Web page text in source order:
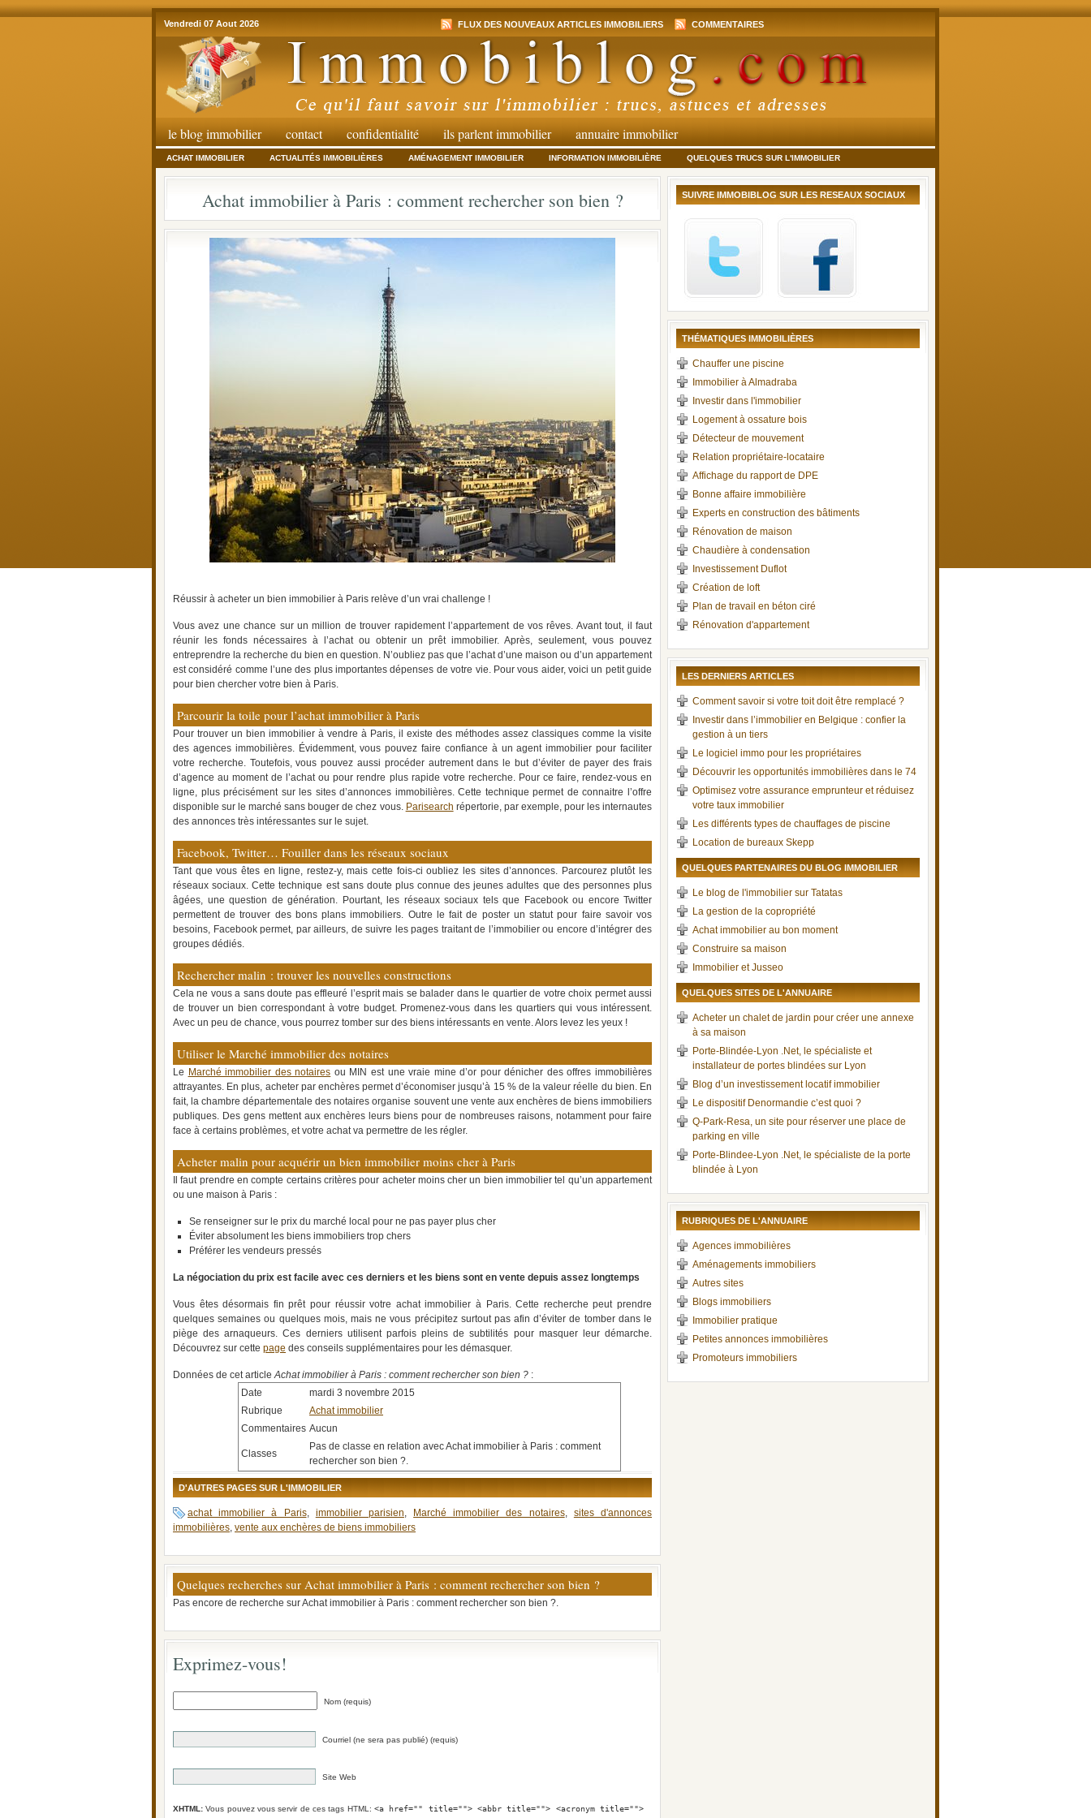
Vendredi 07 Aout 2026 FLUX DES NOUVEAUX ARTICLES IMMOBILIERS COMMENTAIRES
le blog immobilier contact confidentialité ils parlent immobilier annuaire immobilier
ACHAT IMMOBILIER ACTUALITÉS IMMOBILIÈRES AMÉNAGEMENT IMMOBILIER INFORMATION IMMOBILIÈRE QUELQUES TRUCS SUR L'IMMOBILIER
Achat immobilier à Paris : comment rechercher son bien ?
Réussir à acheter un bien immobilier à Paris relève d’un vrai challenge !
Vous avez une chance sur un million de trouver rapidement l’appartement de vos rêves. Avant tout, il faut
réunir les fonds nécessaires à l’achat ou obtenir un prêt immobilier. Après, seulement, vous pouvez
entreprendre la recherche du bien en question. N’oubliez pas que l’achat d’une maison ou d’un appartement
est considéré comme l’une des plus importantes dépenses de votre vie. Pour vous aider, voici un petit guide
pour bien chercher votre bien à Paris.
Parcourir la toile pour l’achat immobilier à Paris
Pour trouver un bien immobilier à vendre à Paris, il existe des méthodes assez classiques comme la visite
des agences immobilières. Évidemment, vous pouvez faire confiance à un agent immobilier pour faciliter
votre recherche. Toutefois, vous pouvez aussi procéder autrement dans le but d’éviter de payer des frais
d’agence au moment de l’achat ou pour rendre plus rapide votre recherche. Pour ce faire, rendez-vous en
ligne, plus précisément sur les sites d’annonces immobilières. Cette technique permet de connaitre l’offre
disponible sur le marché sans bouger de chez vous. Parisearch répertorie, par exemple, pour les internautes
des annonces très intéressantes sur le sujet.
Facebook, Twitter… Fouiller dans les réseaux sociaux
Tant que vous êtes en ligne, restez-y, mais cette fois-ci oubliez les sites d’annonces. Parcourez plutôt les
réseaux sociaux. Cette technique est sans doute plus connue des jeunes adultes que des personnes plus
âgées, une question de génération. Pourtant, les réseaux sociaux tels que Facebook ou encore Twitter
permettent de trouver des bons plans immobiliers. Outre le fait de poster un statut pour faire savoir vos
besoins, Facebook permet, par ailleurs, de suivre les pages traitant de l’immobilier ou encore d’intégrer des
groupes dédiés.
Rechercher malin : trouver les nouvelles constructions
Cela ne vous a sans doute pas effleuré l’esprit mais se balader dans le quartier de votre choix permet aussi
de trouver un bien correspondant à votre budget. Promenez-vous dans les quartiers qui vous intéressent.
Avec un peu de chance, vous pourrez tomber sur des biens intéressants en vente. Alors levez les yeux !
Utiliser le Marché immobilier des notaires
Le Marché immobilier des notaires ou MIN est une vraie mine d’or pour dénicher des offres immobilières
attrayantes. En plus, acheter par enchères permet d’économiser jusqu’à 15 % de la valeur réelle du bien. En
fait, la chambre départementale des notaires organise souvent une vente aux enchères de biens immobiliers
publiques. Des gens mettent aux enchères leurs biens pour de nombreuses raisons, notamment pour faire
face à certains problèmes, et votre achat va permettre de les régler.
Acheter malin pour acquérir un bien immobilier moins cher à Paris
Il faut prendre en compte certains critères pour acheter moins cher un bien immobilier tel qu’un appartement
ou une maison à Paris :
Se renseigner sur le prix du marché local pour ne pas payer plus cher
Éviter absolument les biens immobiliers trop chers
Préférer les vendeurs pressés
La négociation du prix est facile avec ces derniers et les biens sont en vente depuis assez longtemps
Vous êtes désormais fin prêt pour réussir votre achat immobilier à Paris. Cette recherche peut prendre
quelques semaines ou quelques mois, mais ne vous précipitez surtout pas afin d’éviter de tomber dans le
piège des arnaqueurs. Ces derniers utilisent parfois pleins de subtilités pour masquer leur démarche.
Découvrez sur cette page des conseils supplémentaires pour les démasquer.
Données de cet articleAchat immobilier à Paris : comment rechercher son bien ? :
Date
mardi 3 novembre 2015
Rubrique
Achat immobilier
Commentaires Aucun
Classes
Pas de classe en relation avec Achat immobilier à Paris : comment
rechercher son bien ?.
D'AUTRES PAGES SUR L'IMMOBILIER
achat immobilier à Paris, immobilier parisien, Marché immobilier des notaires, sites d'annonces
immobilières, vente aux enchères de biens immobiliers
Quelques recherches sur Achat immobilier à Paris : comment rechercher son bien ?
Pas encore de recherche sur Achat immobilier à Paris : comment rechercher son bien ?.
Exprimez-vous!
Nom (requis)
Courriel (ne sera pas publié) (requis)
Site Web
XHTML: Vous pouvez vous servir de ces tags HTML: <a href="" title=""> <abbr title=""> <acronym title="">
SUIVRE IMMOBIBLOG SUR LES RESEAUX SOCIAUX
THÉMATIQUES IMMOBILIÈRES
Chauffer une piscine
Immobilier à Almadraba
Investir dans l'immobilier
Logement à ossature bois
Détecteur de mouvement
Relation propriétaire-locataire
Affichage du rapport de DPE
Bonne affaire immobilière
Experts en construction des bâtiments
Rénovation de maison
Chaudière à condensation
Investissement Duflot
Création de loft
Plan de travail en béton ciré
Rénovation d'appartement
LES DERNIERS ARTICLES
Comment savoir si votre toit doit être remplacé ?
Investir dans l’immobilier en Belgique : confier la
gestion à un tiers
Le logiciel immo pour les propriétaires
Découvrir les opportunités immobilières dans le 74
Optimisez votre assurance emprunteur et réduisez
votre taux immobilier
Les différents types de chauffages de piscine
Location de bureaux Skepp
QUELQUES PARTENAIRES DU BLOG IMMOBILIER
Le blog de l'immobilier sur Tatatas
La gestion de la copropriété
Achat immobilier au bon moment
Construire sa maison
Immobilier et Jusseo
QUELQUES SITES DE L'ANNUAIRE
Acheter un chalet de jardin pour créer une annexe
à sa maison
Porte-Blindée-Lyon .Net, le spécialiste et
installateur de portes blindées sur Lyon
Blog d’un investissement locatif immobilier
Le dispositif Denormandie c’est quoi ?
Q-Park-Resa, un site pour réserver une place de
parking en ville
Porte-Blindee-Lyon .Net, le spécialiste de la porte
blindée à Lyon
RUBRIQUES DE L'ANNUAIRE
Agences immobilières
Aménagements immobiliers
Autres sites
Blogs immobiliers
Immobilier pratique
Petites annonces immobilières
Promoteurs immobiliers